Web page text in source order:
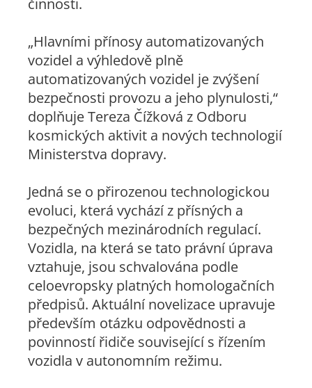
činnosti.
„Hlavními přínosy automatizovaných
vozidel a výhledově plně
automatizovaných vozidel je zvýšení
bezpečnosti provozu a jeho plynulosti,“
doplňuje Tereza Čížková z Odboru
kosmických aktivit a nových technologií
Ministerstva dopravy.
Jedná se o přirozenou technologickou
evoluci, která vychází z přísných a
bezpečných mezinárodních regulací.
Vozidla, na která se tato právní úprava
vztahuje, jsou schvalována podle
celoevropsky platných homologačních
předpisů. Aktuální novelizace upravuje
především otázku odpovědnosti a
povinností řidiče související s řízením
vozidla v autonomním režimu.